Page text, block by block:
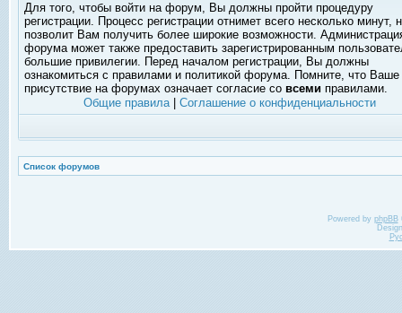
Для того, чтобы войти на форум, Вы должны пройти процедуру
регистрации. Процесс регистрации отнимет всего несколько минут,
позволит Вам получить более широкие возможности.
форума может также предоставить зарегистрированным
большие привилегии. Перед началом регистрации, Вы должны
ознакомиться с правилами и политикой форума. Помните, что Ваше
присутствие на форумах означает согласие со всеми правилами.
Общие правила| Соглашение о конфиденциальности
Список форумов
Powered by phpBB